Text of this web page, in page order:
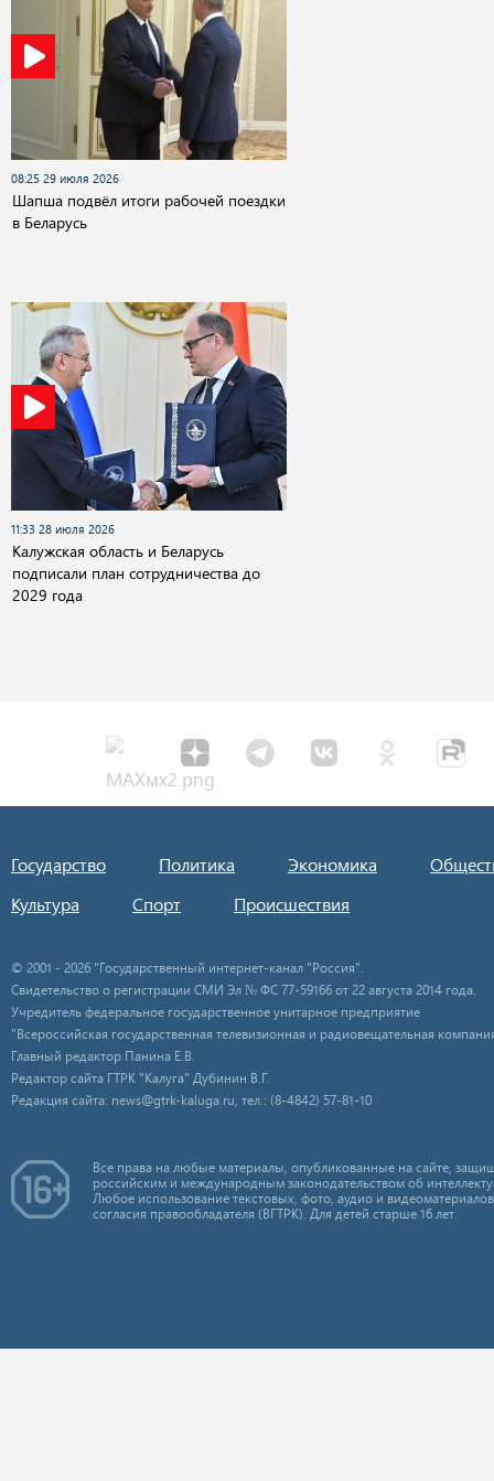
08:25 29 июля 2026
Шапша подвёл итоги рабочей поездки
в Беларусь
11:33 28 июля 2026
Калужская область и Беларусь
подписали план сотрудничества до
2029 года
Государство Политика Экономика
Культура
Спорт Происшествия
© 2001 - 2026 "Государственный интернет-канал "Россия".
Свидетельство о регистрации СМИ Эл № ФС 77-59166 от 22 августа 2014 года.
Учредитель федеральное государственное унитарное предприятие
"Всероссийская государственная телевизионная и радиовещательная
Главный редактор Панина Е.В.
Редактор сайта ГТРК "Калуга" Дубинин В.Г.
Редакция сайта: news@gtrk-kaluga.ru, тел.: (8-4842) 57-81-10
Все права на любые материалы, опубликованные на сайте,
российским и международным законодательством об
Любое использование текстовых, фото, аудио и
согласия правообладателя (ВГТРК). Для детей старше 16 лет.